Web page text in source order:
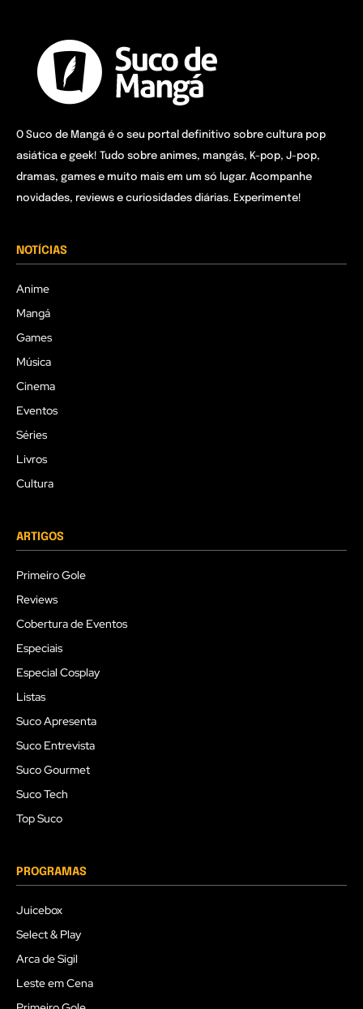
O Suco de Mangá é o seu portal definitivo sobre cultura pop
asiática e geek! Tudo sobre animes, mangás, K-pop, J-pop,
dramas, games e muito mais em um só lugar. Acompanhe
novidades, reviews e curiosidades diárias. Experimente!
NOTÍCIAS
Anime
Mangá
Games
Música
Cinema
Eventos
Séries
Livros
Cultura
ARTIGOS
Primeiro Gole
Reviews
Cobertura de Eventos
Especiais
Especial Cosplay
Listas
Suco Apresenta
Suco Entrevista
Suco Gourmet
Suco Tech
Top Suco
PROGRAMAS
Juicebox
Select & Play
Arca de Sigil
Leste em Cena